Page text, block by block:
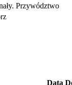
Przywództwo
Data